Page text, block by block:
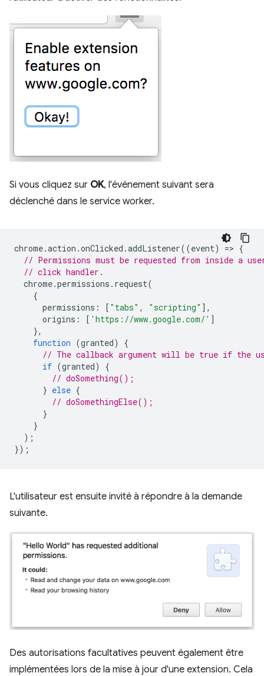
Si vous cliquez sur OK, l'événement suivant sera
déclenché dans le service worker.
chrome.action .onClicked .addListener((event) => {
// Permissions must be requested from inside a
// click handler.
chrome.permissions . request(
{
permissions : [ "tabs" , "scripting" ],
origins : [ 'https://www.google.com/' ]
},
function (granted)
{
// The callback argument will be true if the
if (granted)
{
// doSomething();
} else {
// doSomethingElse();
}
}
);
});
L'utilisateur est ensuite invité à répondre à la demande
suivante.
Des autorisations facultatives peuvent également être
implémentées lors de la mise à jour d'une extension. Cela